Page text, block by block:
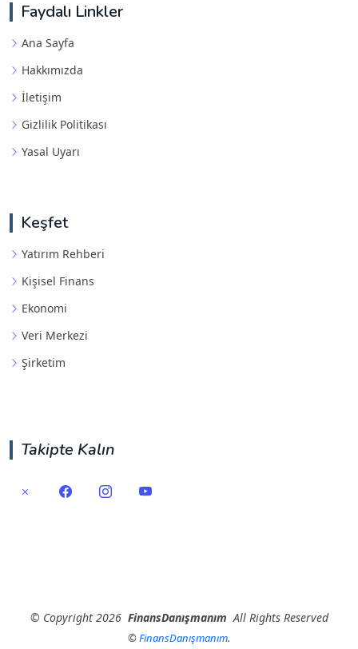
Faydalı Linkler
Ana Sayfa
Hakkımızda
İletişim
Gizlilik Politikası
Yasal Uyarı
Keşfet
Yatırım Rehberi
Kişisel Finans
Ekonomi
Veri Merkezi
Şirketim
Takipte Kalın
© Copyright2026 FinansDanışmanım All Rights Reserved
©FinansDanışmanım.